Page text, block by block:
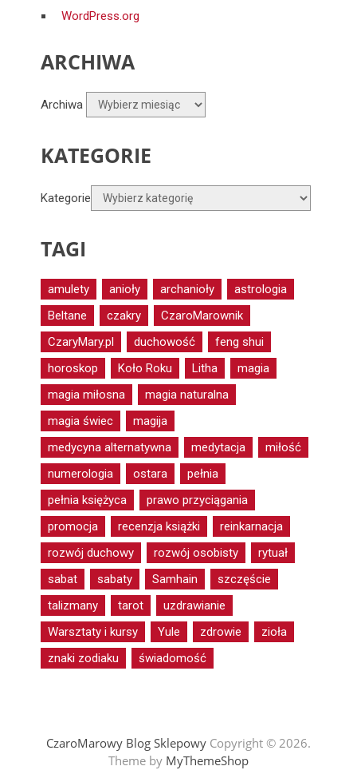
WordPress.org
ARCHIWA
Archiwa
KATEGORIE
Kategorie
TAGI
amulety anioły archanioły
astrologia
Beltane
czakry
CzaroMarownik
CzaryMary.pl
duchowość
feng shui
horoskop
Koło Roku Litha
magia
magia miłosna
magia naturalna
magia świec
magija
medycyna alternatywna
medytacja
miłość
numerologia
ostara
pełnia
pełnia księżyca
prawo przyciągania
promocja
recenzja książki
reinkarnacja
rozwój duchowy
rozwój osobisty
rytuał
sabat
sabaty Samhain
szczęście
talizmany
tarot
uzdrawianie
Warsztaty i kursy
Yule zdrowie
zioła
znaki zodiaku
świadomość
CzaroMarowy Blog SklepowyCopyright © 2026.
Theme by MyThemeShop